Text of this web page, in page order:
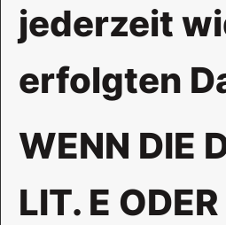
jederzeit
erfolgten
WENN DIE
LIT. E